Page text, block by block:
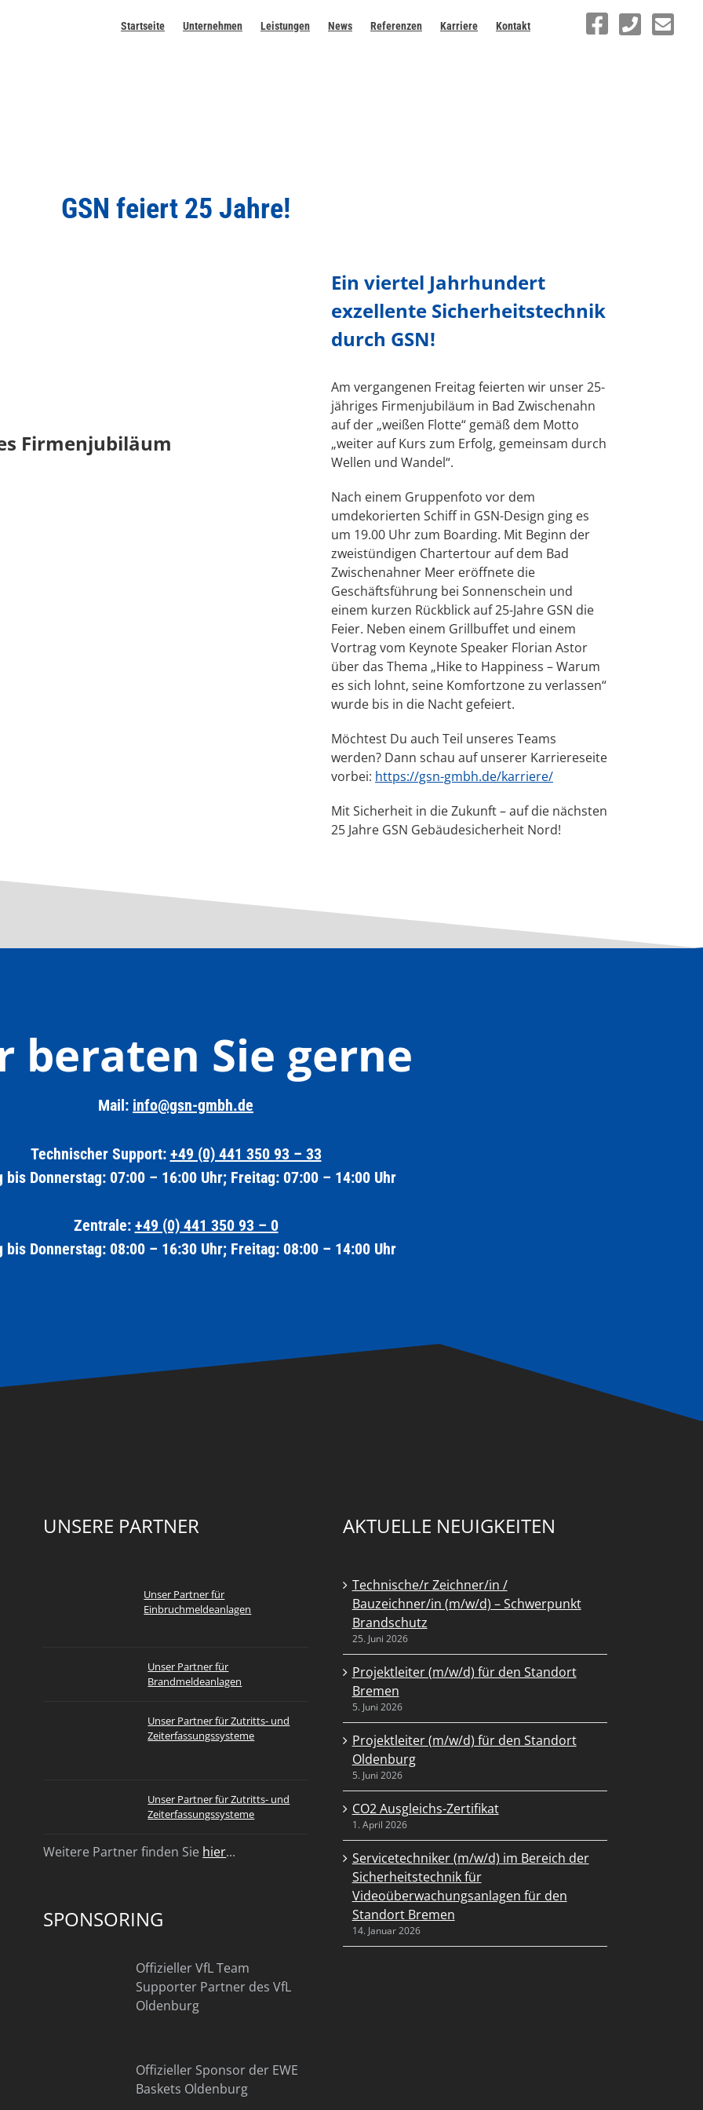
Startseite Unternehmen Leistungen News Referenzen Karriere Kontakt
GSN feiert 25 Jahre!
Firmenjubiläum
Ein viertel Jahrhundert
exzellente Sicherheitstechnik
durch GSN!
Am vergangenen Freitag feierten wir unser 25-
jähriges Firmenjubiläum in Bad Zwischenahn
auf der „weißen Flotte“ gemäß dem Motto
„weiter auf Kurs zum Erfolg, gemeinsam durch
Wellen und Wandel“.
Nach einem Gruppenfoto vor dem
umdekorierten Schiff in GSN-Design ging es
um 19.00 Uhr zum Boarding. Mit Beginn der
zweistündigen Chartertour auf dem Bad
Zwischenahner Meer eröffnete die
Geschäftsführung bei Sonnenschein und
einem kurzen Rückblick auf 25-Jahre GSN die
Feier. Neben einem Grillbuffet und einem
Vortrag vom Keynote Speaker Florian Astor
über das Thema „Hike to Happiness – Warum
es sich lohnt, seine Komfortzone zu verlassen“
wurde bis in die Nacht gefeiert.
Möchtest Du auch Teil unseres Teams
werden? Dann schau auf unserer Karriereseite
vorbei: https://gsn-gmbh.de/karriere/
Mit Sicherheit in die Zukunft – auf die nächsten
25 Jahre GSN Gebäudesicherheit Nord!
beraten Sie gerne
Mail: info@gsn-gmbh.de
Technischer Support: +49 (0) 441 350 93 – 33
bis Donnerstag: 07:00 – 16:00 Uhr; Freitag: 07:00 – 14:00 Uhr
Zentrale: +49 (0) 441 350 93 – 0
bis Donnerstag: 08:00 – 16:30 Uhr; Freitag: 08:00 – 14:00 Uhr
UNSERE PARTNER
Unser Partner für
Einbruchmeldeanlagen
Unser Partner für
Brandmeldeanlagen
Unser Partner für Zutritts- und
Zeiterfassungssysteme
Unser Partner für Zutritts- und
Zeiterfassungssysteme
Weitere Partner finden Sie hier...
SPONSORING
Offizieller VfL Team
Supporter Partner des VfL
Oldenburg
Offizieller Sponsor der EWE
Baskets Oldenburg
AKTUELLE NEUIGKEITEN
Technische/r Zeichner/in /
Bauzeichner/in (m/w/d) – Schwerpunkt
Brandschutz
25. Juni 2026
Projektleiter (m/w/d) für den Standort
Bremen
5. Juni 2026
Projektleiter (m/w/d) für den Standort
Oldenburg
5. Juni 2026
CO2 Ausgleichs-Zertifikat
1. April 2026
Servicetechniker (m/w/d) im Bereich der
Sicherheitstechnik für
Videoüberwachungsanlagen für den
Standort Bremen
14. Januar 2026